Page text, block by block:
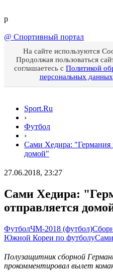
p
@ Спортивный портал
На сайте используются
Продолжая пользоваться
соглашаетесь с Политикой
персональных данных
Sport.Ru
›
Футбол
›
Сами Хедира: "Германия
домой"
27.06.2018, 23:27
Сами Хедира:
отправляется
ФутболЧМ-2018 (футбол)
Южной Кореи по футболу
Полузащитник сборной
прокомментировал вылет